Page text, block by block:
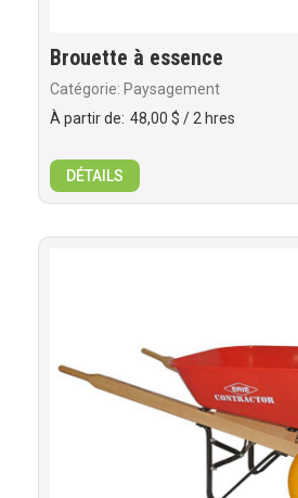
Brouette à essence
Catégorie: Paysagement
À partir de: 48,00 $ / 2 hres
DÉTAILS